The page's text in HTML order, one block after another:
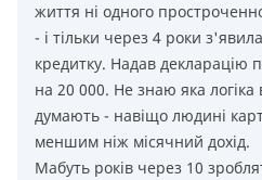
життя нi одного
- i тiльки через 4 роки
кредитку. Надав декларацiю
на 20 000. Не знаю яка
думають - навiщо людинi
меншим нiж мiсячний дохiд.
Мабуть рокiв через 10